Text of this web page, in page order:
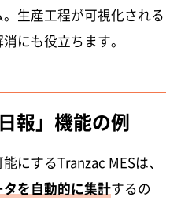
生産工程が可視化される
にも役立ちます。
報」機能の例
にするTranzac MESは、
を自動的に集計するの